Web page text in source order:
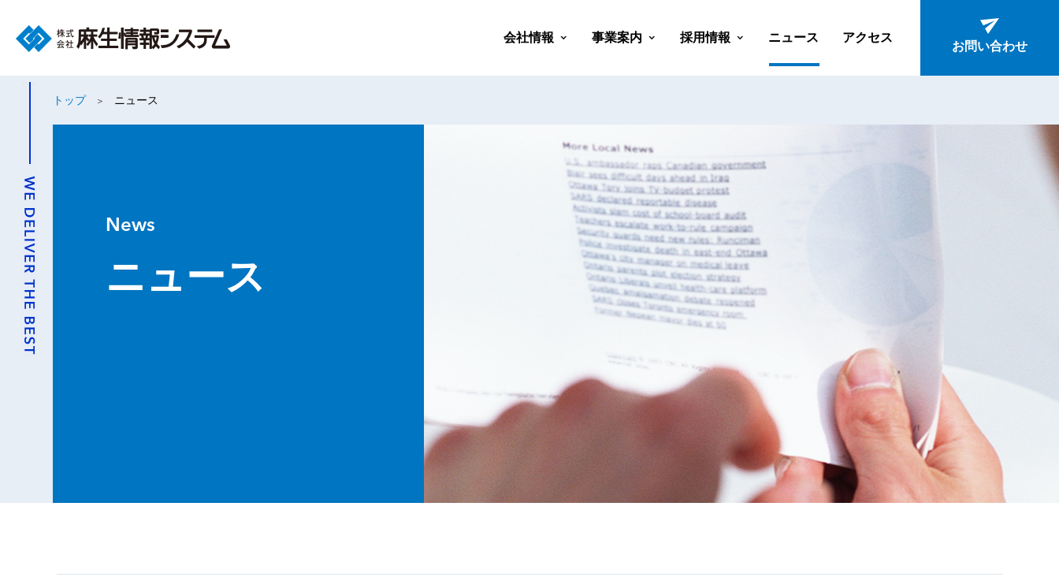
会社情報 事業案内 採用情報 ニュース アクセス
お問い合わせ
トップ ニュース
News
ニュース